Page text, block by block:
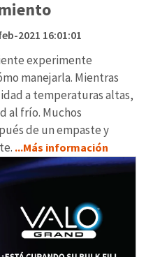
2021 16:01:01
experimente
manejarla. Mientras
a temperaturas altas,
al frío. Muchos
de un empaste y
...Más información